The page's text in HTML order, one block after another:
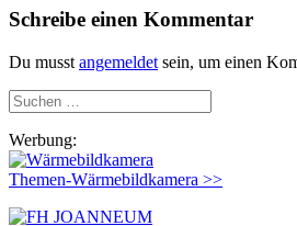
Schreibe einen Kommentar
Du musst angemeldet sein, um einen
Suchen
nach:
Werbung:
Themen-Wärmebildkamera >>